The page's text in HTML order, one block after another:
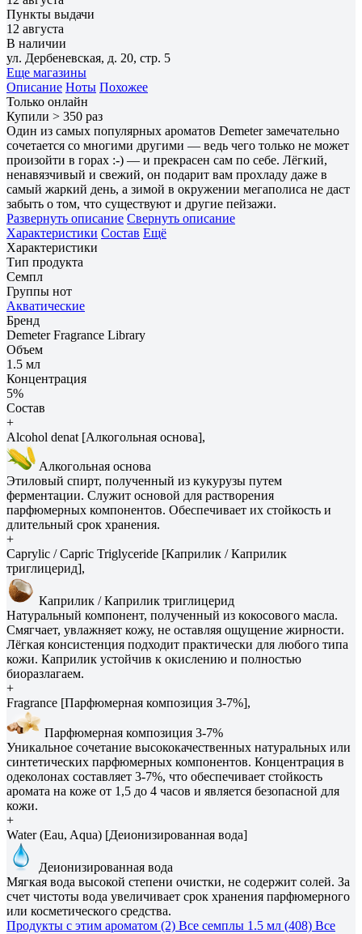
Пункты выдачи
12 августа
В наличии
ул. Дербеневская, д. 20, стр. 5
Еще магазины
Описание Ноты Похожее
Только онлайн
Купили > 350 раз
Один из самых популярных ароматов Demeter замечательно
сочетается со многими другими — ведь чего только не может
произойти в горах :-) — и прекрасен сам по себе. Лёгкий,
ненавязчивый и свежий, он подарит вам прохладу даже в
самый жаркий день, а зимой в окружении мегаполиса не даст
забыть о том, что существуют и другие пейзажи.
Развернуть описание Свернуть описание
Характеристики Состав Ещё
Характеристики
Тип продукта
Семпл
Группы нот
Акватические
Бренд
Demeter Fragrance Library
Объем
1.5 мл
Концентрация
5%
Состав
+
Alcohol denat [Алкогольная основа],
Алкогольная основа
Этиловый спирт, полученный из кукурузы путем
ферментации. Служит основой для растворения
парфюмерных компонентов. Обеспечивает их стойкость и
длительный срок хранения.
+
Caprylic / Capric Triglyceride [Каприлик / Каприлик
триглицерид],
Каприлик / Каприлик триглицерид
Натуральный компонент, полученный из кокосового масла.
Смягчает, увлажняет кожу, не оставляя ощущение жирности.
Лёгкая консистенция подходит практически для любого типа
кожи. Каприлик устойчив к окислению и полностью
биоразлагаем.
+
Fragrance [Парфюмерная композиция 3-7%],
Парфюмерная композиция 3-7%
Уникальное сочетание высококачественных натуральных или
синтетических парфюмерных компонентов. Концентрация в
одеколонах составляет 3-7%, что обеспечивает стойкость
аромата на коже от 1,5 до 4 часов и является безопасной для
кожи.
+
Water (Eau, Aqua) [Деионизированная вода]
Деионизированная вода
Мягкая вода высокой степени очистки, не содержит солей. За
счет чистоты вода увеличивает срок хранения парфюмерного
или косметического средства.
Продукты с этим ароматом (2) Все семплы 1.5 мл (408) Все